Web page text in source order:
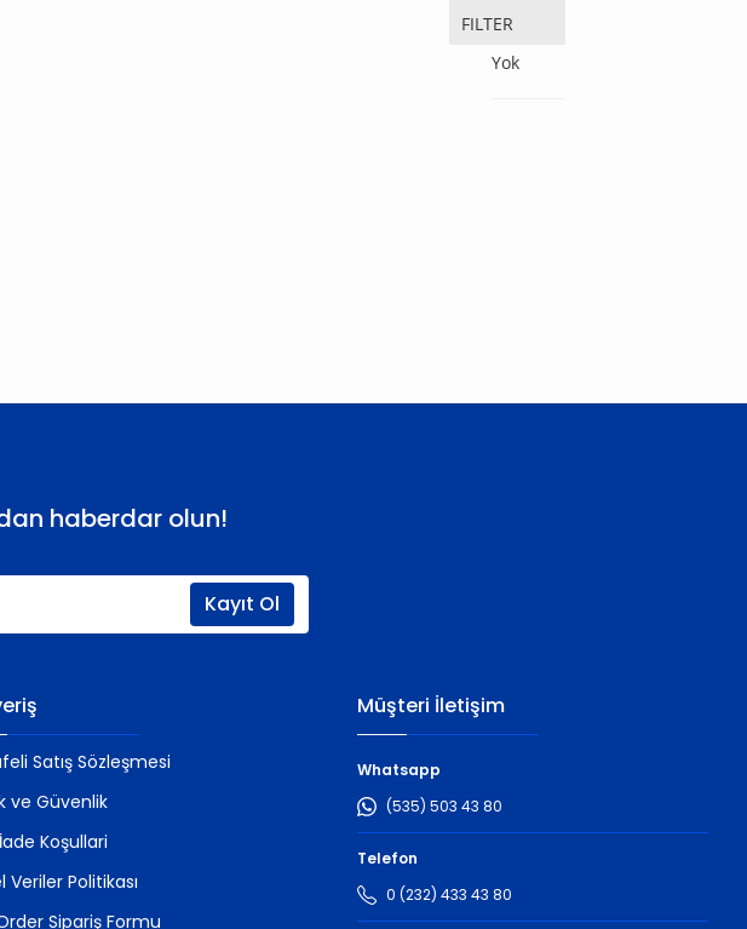
FILTER
Yok
haberdar olun!
Kayıt Ol
Satış Sözleşmesi
ve Güvenlik
Koşullari
Veriler Politikası
Sipariş Formu
Müşteri İletişim
Whatsapp
(535) 503 43 80
Telefon
0 (232) 433 43 80